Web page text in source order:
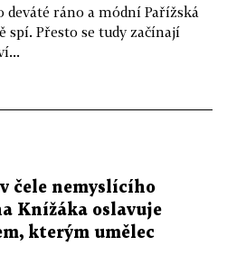
deváté ráno a módní Pařížská
spí. Přesto se tudy začínají
čele nemyslícího
Knížáka oslavuje
kterým umělec